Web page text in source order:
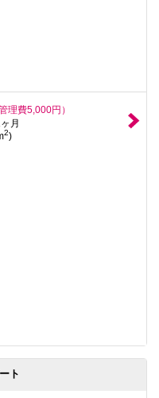
理費5,000円）
月
2)
ト